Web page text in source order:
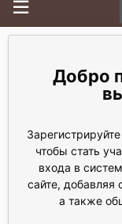
чтобы стать
входа в
сайте,
а также